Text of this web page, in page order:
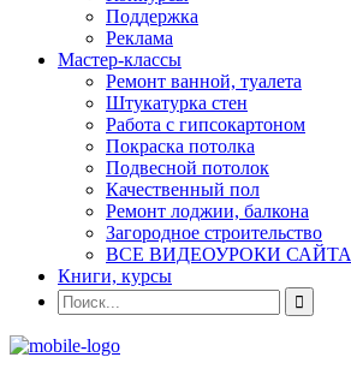
Поддержка
Реклама
Мастер-классы
Ремонт ванной, туалета
Штукатурка стен
Работа с гипсокартоном
Покраска потолка
Подвесной потолок
Качественный пол
Ремонт лоджии, балкона
Загородное строительство
ВСЕ ВИДЕОУРОКИ САЙТА
Книги, курсы